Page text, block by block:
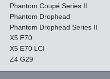
Phantom Coupé Series II
Phantom Drophead
Phantom Drophead Series II
X5 E70
X5 E70 LCI
Z4 G29